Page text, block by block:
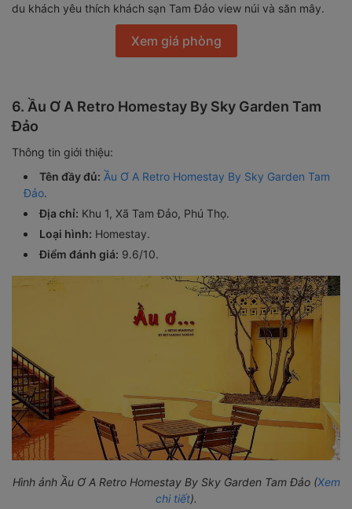
du khách yêu thích khách sạn Tam Đảo view núi và săn mây.
Xem giá phòng
6. Ầu Ơ A Retro Homestay By Sky Garden Tam
Đảo
Thông tin giới thiệu:
Tên đầy đủ: Ầu Ơ A Retro Homestay By Sky Garden Tam
Đảo.
Địa chỉ: Khu 1, Xã Tam Đảo, Phú Thọ.
Loại hình: Homestay.
Điểm đánh giá: 9.6/10.
Hình ảnh Ầu Ơ A Retro Homestay By Sky Garden Tam Đảo (Xem
chi tiết).